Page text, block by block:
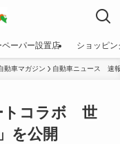
ペーパー設置店 ショッピン
動車マガジン 自動車ニュース 速
トコラボ 世
を公開